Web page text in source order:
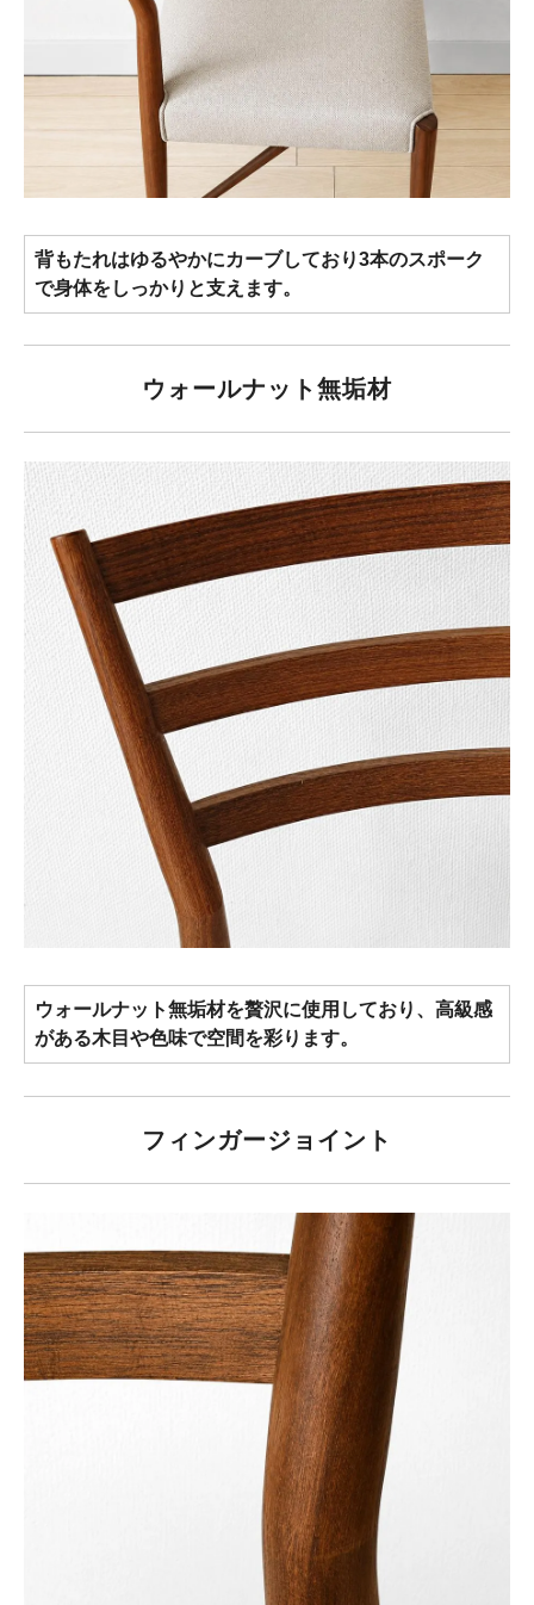
背もたれはゆるやかにカーブしており3本のスポーク
で身体をしっかりと支えます。
ウォールナット無垢材
ウォールナット無垢材を贅沢に使用しており、高級感
がある木目や色味で空間を彩ります。
フィンガージョイント